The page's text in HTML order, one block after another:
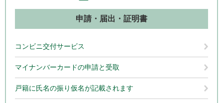
申請・届出・証明書
コンビニ交付サービス
マイナンバーカードの申請と受取
戸籍に氏名の振り仮名が記載されます